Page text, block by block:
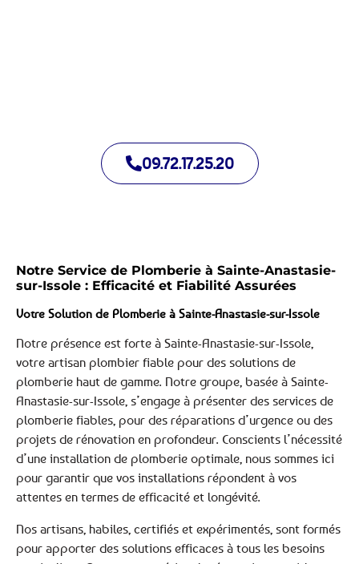
09.72.17.25.20
Notre Service de Plomberie à Sainte-Anastasie-
sur-Issole : Efficacité et Fiabilité Assurées
Votre Solution de Plomberie à Sainte-Anastasie-sur-Issole
Notre présence est forte à Sainte-Anastasie-sur-Issole,
votre artisan plombier fiable pour des solutions de
plomberie haut de gamme. Notre groupe, basée à Sainte-
Anastasie-sur-Issole, s’engage à présenter des services de
plomberie fiables, pour des réparations d’urgence ou des
projets de rénovation en profondeur. Conscients l’nécessité
d’une installation de plomberie optimale, nous sommes ici
pour garantir que vos installations répondent à vos
attentes en termes de efficacité et longévité.
Nos artisans, habiles, certifiés et expérimentés, sont formés
pour apporter des solutions efficaces à tous les besoins